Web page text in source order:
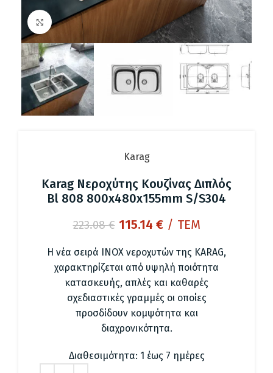
Click to enlarge
Karag
Karag Νεροχύτης Κουζίνας Διπλός
Bl 808 800x480x155mm S/S304
223.08€ Original
was:
223.08 €.
115.14 €Η
τιμή
είναι:
115.14 €.
/ ΤΕΜ
Η νέα σειρά INOX νεροχυτών της KARAG,
χαρακτηρίζεται από υψηλή ποιότητα
κατασκευής, απλές και καθαρές
σχεδιαστικές γραμμές οι οποίες
προσδίδουν κομψότητα και
διαχρονικότητα.
Διαθεσιμότητα: 1 έως 7 ημέρες